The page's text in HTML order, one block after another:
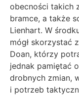
obecności takich
bramce, a także
Lienhart. W
mógł skorzystać
Doan, którzy
jednak pamiętać
drobnych zmian,
i potrzeb